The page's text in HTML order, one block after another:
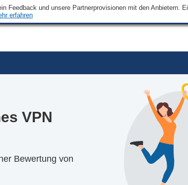
und unsere Partnerprovisionen mit den Anbietern.
erfahren
VPN
Bewertung von